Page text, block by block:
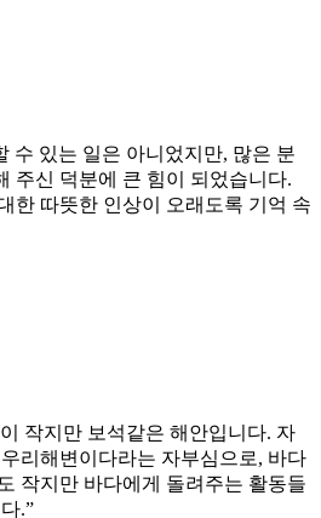
수 있는 일은 아니었지만, 많은 분
주신 덕분에 큰 힘이 되었습니다.
한 따뜻한 인상이 오래도록 기억 속
작지만 보석같은 해안입니다. 자
리해변이다라는 자부심으로, 바다
작지만 바다에게 돌려주는 활동들
.”